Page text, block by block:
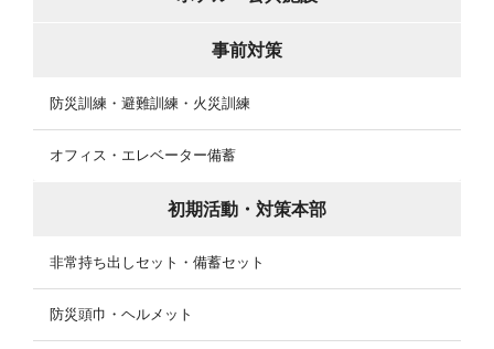
事前対策
防災訓練・避難訓練・火災訓練
オフィス・エレベーター備蓄
初期活動・対策本部
非常持ち出しセット・備蓄セット
防災頭巾・ヘルメット